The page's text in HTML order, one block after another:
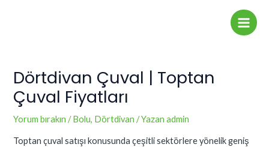
Main
Dörtdivan Çuval | Toptan
Çuval Fiyatları
Yorum bırakın /Bolu, Dörtdivan / Yazan admin
Toptan çuval satışı konusunda çeşitli sektörlere yönelik geniş